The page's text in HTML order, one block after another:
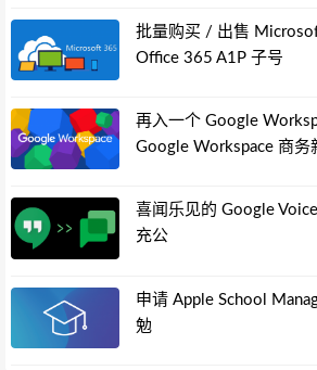
批量购买 / 出售
Office 365 A1P 子号
再入一个 Google
Google Workspace 商务
喜闻乐见的 Google
充公
申请 Apple School
勉